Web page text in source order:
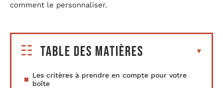
comment le personnaliser.
Table des matières
Les critères à prendre en compte pour votre
boîte